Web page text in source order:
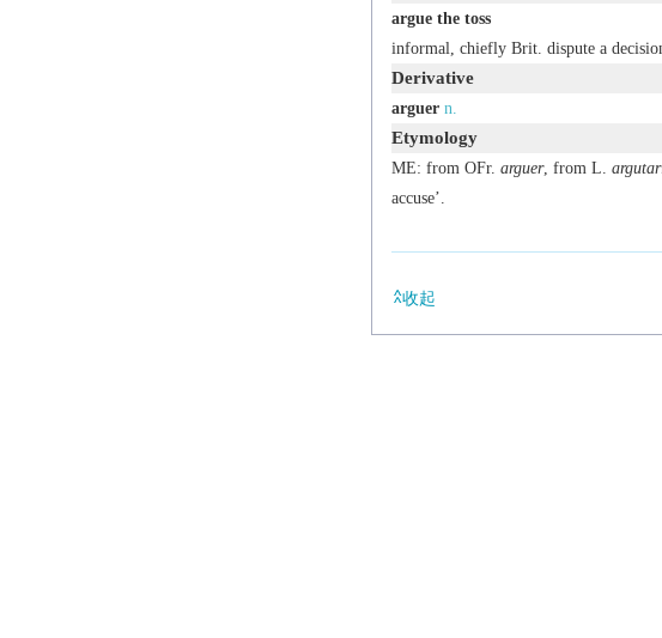
argue the toss
informal,
chiefly Brit. dispute a
Derivative
arguer n.
Etymology
ME: from OFr. arguer, from L.
accuse’.
收起